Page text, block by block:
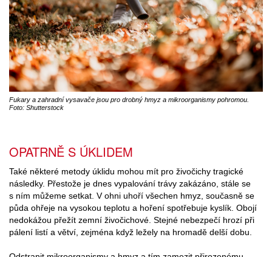
Fukary a zahradní vysavače jsou pro drobný hmyz a mikroorganismy pohromou.
Foto: Shutterstock
OPATRNĚ S ÚKLIDEM
Také některé metody úklidu mohou mít pro živočichy tragické
následky. Přestože je dnes vypalování trávy zakázáno, stále se
s ním můžeme setkat. V ohni uhoří všechen hmyz, současně se
půda ohřeje na vysokou teplotu a hoření spotřebuje kyslík. Obojí
nedokážou přežít zemní živočichové. Stejné nebezpečí hrozí při
pálení listí a větví, zejména když ležely na hromadě delší dobu.